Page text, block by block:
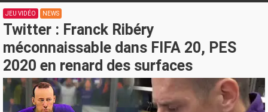
JEU VIDÉO NEWS
Twitter : Franck Ribéry
méconnaissable dans FIFA 20, PES
2020 en renard des surfaces